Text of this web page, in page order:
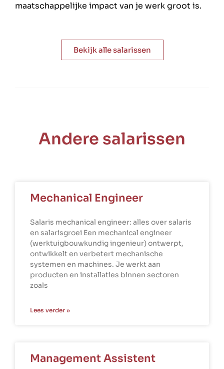
maatschappelijke impact van je werk groot is.
Bekijk alle salarissen
Andere salarissen
Mechanical Engineer
Salaris mechanical engineer: alles over salaris
en salarisgroei Een mechanical engineer
(werktuigbouwkundig ingenieur) ontwerpt,
ontwikkelt en verbetert mechanische
systemen en machines. Je werkt aan
producten en installaties binnen sectoren
zoals
Lees verder »
Management Assistent